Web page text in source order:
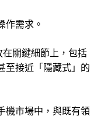
作需求。
關鍵細節上，包括
至接近「隱藏式」的
機市場中，與既有領